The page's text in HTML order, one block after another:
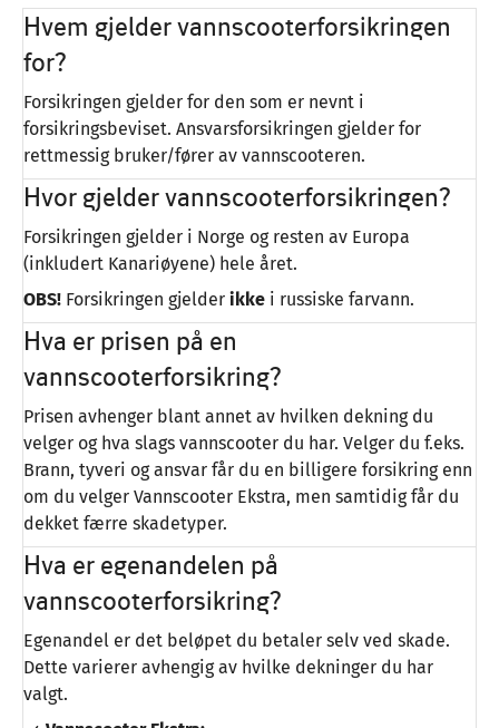
Hvem gjelder vannscooterforsikringen
for?
Forsikringen gjelder for den som er nevnt i
forsikringsbeviset. Ansvarsforsikringen gjelder for
rettmessig bruker/fører av vannscooteren.
Hvor gjelder vannscooterforsikringen?
Forsikringen gjelder i Norge og resten av Europa
(inkludert Kanariøyene) hele året.
OBS! Forsikringen gjelder ikke i russiske farvann.
Hva er prisen på en
vannscooterforsikring?
Prisen avhenger blant annet av hvilken dekning du
velger og hva slags vannscooter du har. Velger du f.eks.
Brann, tyveri og ansvar får du en billigere forsikring enn
om du velger Vannscooter Ekstra, men samtidig får du
dekket færre skadetyper.
Hva er egenandelen på
vannscooterforsikring?
Egenandel er det beløpet du betaler selv ved skade.
Dette varierer avhengig av hvilke dekninger du har
valgt.